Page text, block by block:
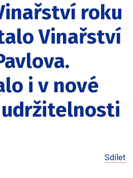
roku
Vinařství
i v nové
Sdílet